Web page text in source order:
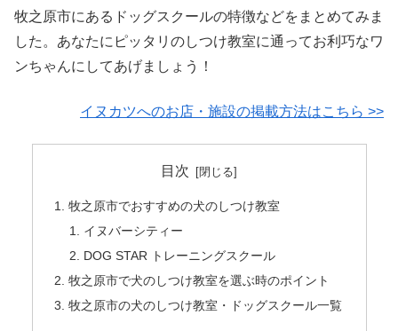
牧之原市にあるドッグスクールの特徴などをまとめてみま
した。あなたにピッタリのしつけ教室に通ってお利巧なワ
ンちゃんにしてあげましょう！
イヌカツへのお店・施設の掲載方法はこちら >>
目次
牧之原市でおすすめの犬のしつけ教室
イヌバーシティー
DOG STAR トレーニングスクール
牧之原市で犬のしつけ教室を選ぶ時のポイント
牧之原市の犬のしつけ教室・ドッグスクール一覧